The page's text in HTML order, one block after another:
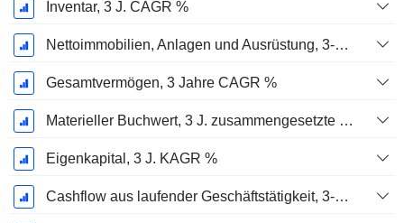
Inventar, 3 J. CAGR %
Nettoimmobilien, Anlagen und Ausrüstung, 3-Jahres-CAGR %
Gesamtvermögen, 3 Jahre CAGR %
Materieller Buchwert, 3 J. zusammengesetzte jährliche Wachstumsrate %
Eigenkapital, 3 J. KAGR %
Cashflow aus laufender Geschäftstätigkeit, 3-Jahres-CAGR %